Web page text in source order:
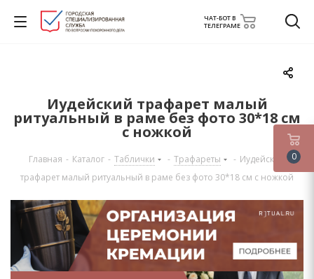
ЧАТ-БОТ В
ТЕЛЕГРАМЕ
Иудейский трафарет малый
ритуальный в раме без фото 30*18 см
с ножкой
Главная - Каталог - Таблички - Трафареты - Иудейский
трафарет малый ритуальный в раме без фото 30*18 см с ножкой
0